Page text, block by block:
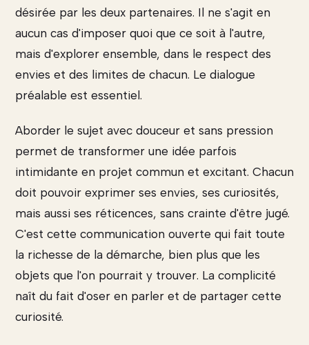
désirée par les deux partenaires. Il ne s'agit en
aucun cas d'imposer quoi que ce soit à l'autre,
mais d'explorer ensemble, dans le respect des
envies et des limites de chacun. Le dialogue
préalable est essentiel.
Aborder le sujet avec douceur et sans pression
permet de transformer une idée parfois
intimidante en projet commun et excitant. Chacun
doit pouvoir exprimer ses envies, ses curiosités,
mais aussi ses réticences, sans crainte d'être jugé.
C'est cette communication ouverte qui fait toute
la richesse de la démarche, bien plus que les
objets que l'on pourrait y trouver. La complicité
naît du fait d'oser en parler et de partager cette
curiosité.